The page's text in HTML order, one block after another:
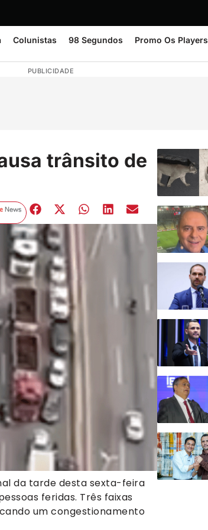
Colunistas 98 Segundos Promo Os Players
PUBLICIDADE
trânsito de
da tarde desta sexta-feira
feridas. Três faixas
um congestionamento